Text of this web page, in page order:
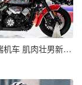
国产新品摩瑞机车 肌肉壮男新玩具？